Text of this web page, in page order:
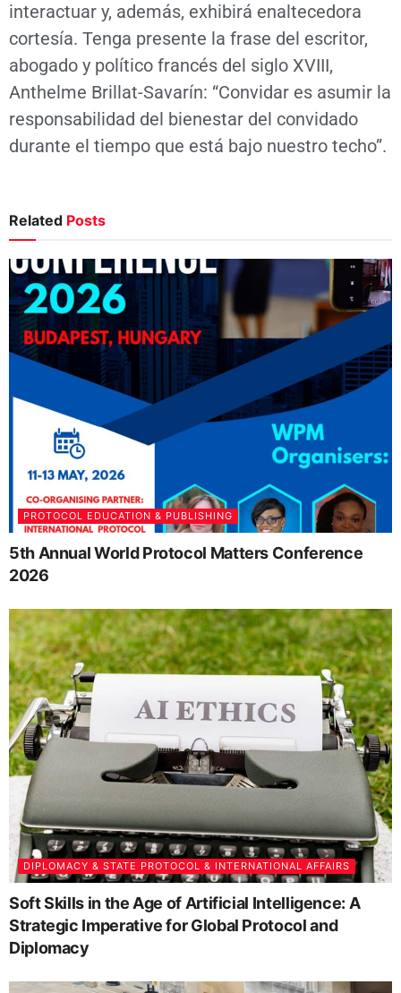
interactuar y, además, exhibirá enaltecedora
cortesía. Tenga presente la frase del escritor,
abogado y político francés del siglo XVIII,
Anthelme Brillat-Savarín: “Convidar es asumir la
responsabilidad del bienestar del convidado
durante el tiempo que está bajo nuestro techo”.
Related Posts
PROTOCOL EDUCATION & PUBLISHING
5th Annual World Protocol Matters Conference
2026
DIPLOMACY & STATE PROTOCOL & INTERNATIONAL AFFAIRS
Soft Skills in the Age of Artificial Intelligence: A
Strategic Imperative for Global Protocol and
Diplomacy